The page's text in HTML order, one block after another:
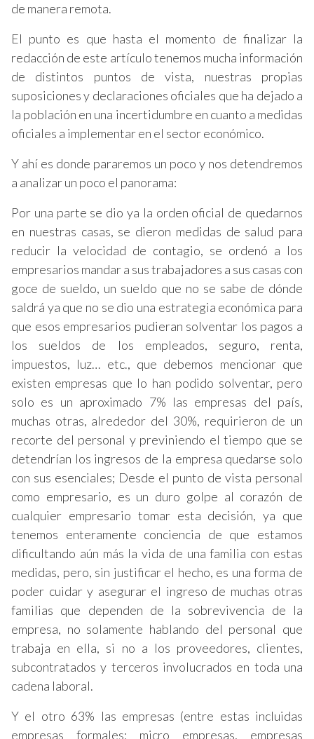
de manera remota.
El punto es que hasta el momento de finalizar la
redacción de este artículo tenemos mucha información
de distintos puntos de vista, nuestras propias
suposiciones y declaraciones oficiales que ha dejado a
la población en una incertidumbre en cuanto a medidas
oficiales a implementar en el sector económico.
Y ahí es donde pararemos un poco y nos detendremos
a analizar un poco el panorama:
Por una parte se dio ya la orden oficial de quedarnos
en nuestras casas, se dieron medidas de salud para
reducir la velocidad de contagio, se ordenó a los
empresarios mandar a sus trabajadores a sus casas con
goce de sueldo, un sueldo que no se sabe de dónde
saldrá ya que no se dio una estrategia económica para
que esos empresarios pudieran solventar los pagos a
los sueldos de los empleados, seguro, renta,
impuestos, luz… etc., que debemos mencionar que
existen empresas que lo han podido solventar, pero
solo es un aproximado 7% las empresas del país,
muchas otras, alrededor del 30%, requirieron de un
recorte del personal y previniendo el tiempo que se
detendrían los ingresos de la empresa quedarse solo
con sus esenciales; Desde el punto de vista personal
como empresario, es un duro golpe al corazón de
cualquier empresario tomar esta decisión, ya que
tenemos enteramente conciencia de que estamos
dificultando aún más la vida de una familia con estas
medidas, pero, sin justificar el hecho, es una forma de
poder cuidar y asegurar el ingreso de muchas otras
familias que dependen de la sobrevivencia de la
empresa, no solamente hablando del personal que
trabaja en ella, si no a los proveedores, clientes,
subcontratados y terceros involucrados en toda una
cadena laboral.
Y el otro 63% las empresas (entre estas incluidas
empresas formales: micro empresas, empresas